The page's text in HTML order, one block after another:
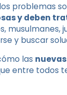
problemas
y deben
musulmanes,
y buscar
las
entre todos